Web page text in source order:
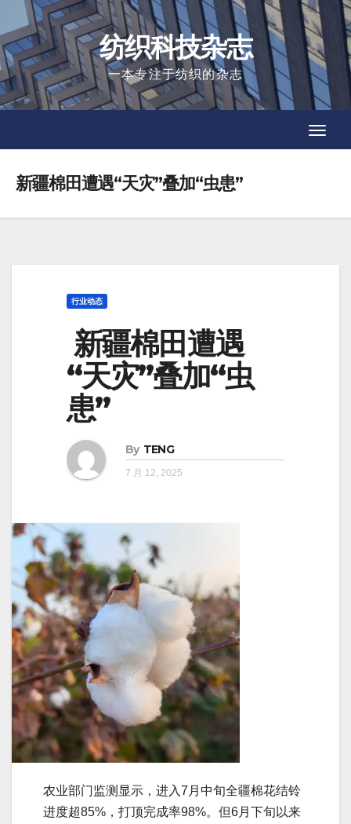
to
content
纺织科技杂志
一本专注于纺织的杂志
新疆棉田遭遇“天灾”叠加“虫患”
行业动态
新疆棉田遭遇
“天灾”叠加“虫
患”
By TENG
7 月 12, 2025
农业部门监测显示，进入7月中旬全疆棉花结铃
进度超85%，打顶完成率98%。但6月下旬以来